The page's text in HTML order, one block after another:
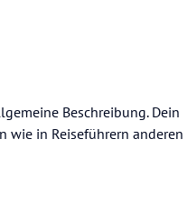
Beschreibung. Dein
wie in Reiseführern anderen